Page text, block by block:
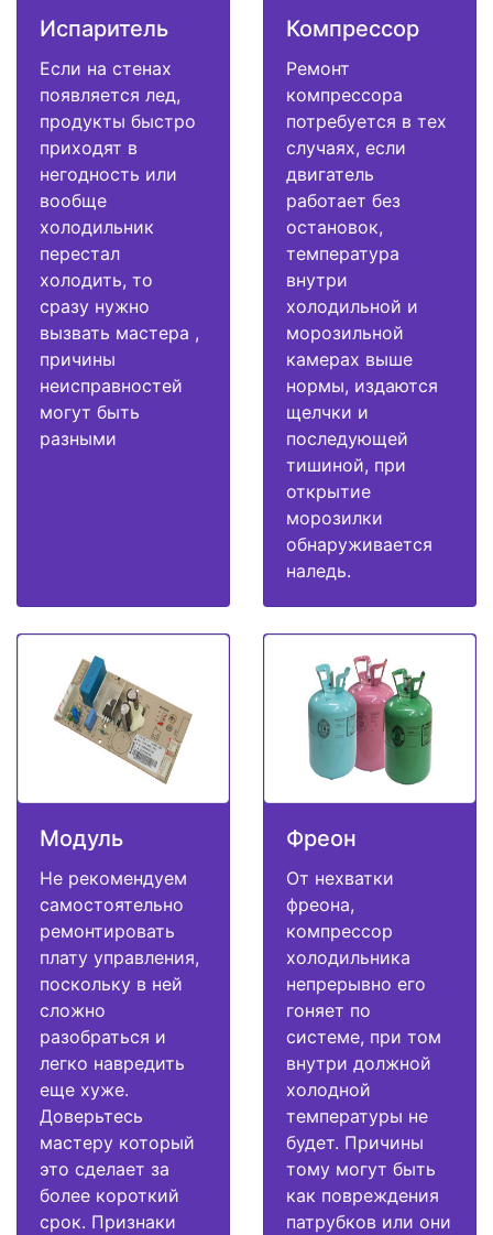
Испаритель
Если на стенах
появляется лед,
продукты быстро
приходят в
негодность или
вообще
холодильник
перестал
холодить, то
сразу нужно
вызвать мастера ,
причины
неисправностей
могут быть
разными
Компрессор
Ремонт
компрессора
потребуется в тех
случаях, если
двигатель
работает без
остановок,
температура
внутри
холодильной и
морозильной
камерах выше
нормы, издаются
щелчки и
последующей
тишиной, при
открытие
морозилки
обнаруживается
наледь.
Модуль
Не рекомендуем
самостоятельно
ремонтировать
плату управления,
поскольку в ней
сложно
разобраться и
легко навредить
еще хуже.
Доверьтесь
мастеру который
это сделает за
более короткий
срок. Признаки
Фреон
От нехватки
фреона,
компрессор
холодильника
непрерывно его
гоняет по
системе, при том
внутри должной
холодной
температуры не
будет. Причины
тому могут быть
как повреждения
патрубков или они